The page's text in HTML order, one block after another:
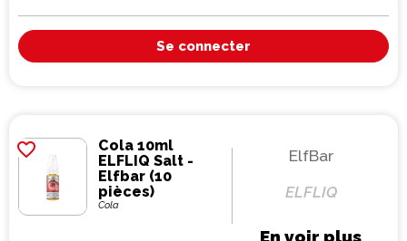
Se connecter
favorite_border
Cola 10ml
ELFLIQ Salt -
Elfbar (10
pièces)
Cola
ElfBar
ELFLIQ
En voir plus